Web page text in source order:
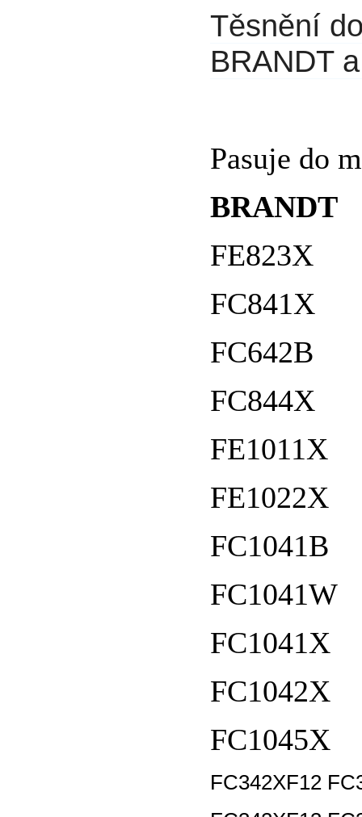
Těsnění
BRANDT
Pasuje do
BRANDT
FE823X
FC841X
FC642B
FC844X
FE1011X
FE1022X
FC1041B
FC1041W
FC1041X
FC1042X
FC1045X
FC342XF12